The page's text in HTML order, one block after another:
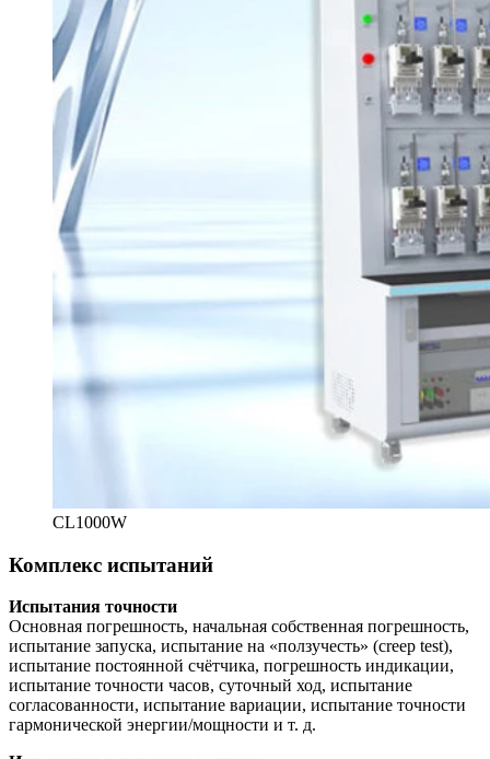
CL1000W
Комплекс испытаний
Испытания точности
Основная погрешность, начальная собственная погрешность,
испытание запуска, испытание на «ползучесть» (creep test),
испытание постоянной счётчика, погрешность индикации,
испытание точности часов, суточный ход, испытание
согласованности, испытание вариации, испытание точности
гармонической энергии/мощности и т. д.